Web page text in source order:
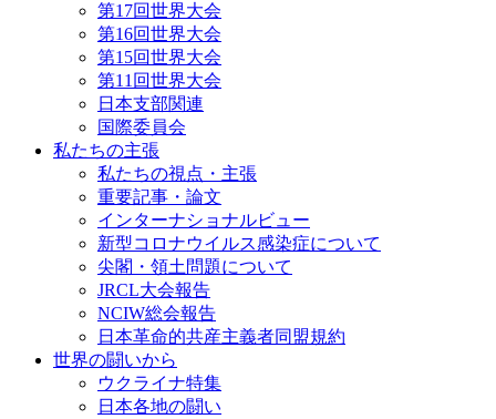
第17回世界大会
第16回世界大会
第15回世界大会
第11回世界大会
日本支部関連
国際委員会
私たちの主張
私たちの視点・主張
重要記事・論文
インターナショナルビュー
新型コロナウイルス感染症について
尖閣・領土問題について
JRCL大会報告
NCIW総会報告
日本革命的共産主義者同盟規約
世界の闘いから
ウクライナ特集
日本各地の闘い